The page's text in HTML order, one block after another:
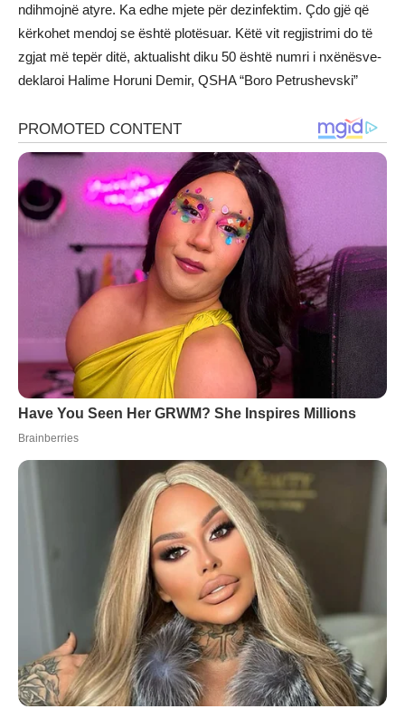
ndihmojnë atyre. Ka edhe mjete për dezinfektim. Çdo gjë që
kërkohet mendoj se është plotësuar. Këtë vit regjistrimi do të
zgjat më tepër ditë, aktualisht diku 50 është numri i nxënësve-
deklaroi Halime Horuni Demir, QSHA “Boro Petrushevski”